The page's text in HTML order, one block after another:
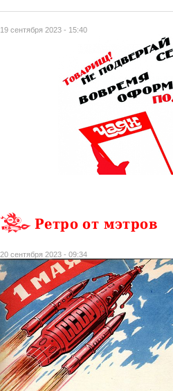
19 сентября 2023 - 15:40
Ретро от мэтров
20 сентября 2023 - 09:34